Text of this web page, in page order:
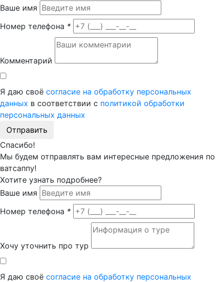
Ваше имя
Номер телефона *
Комментарий
Я даю своё согласие на обработку персональных
данных в соответствии с политикой обработки
персональных данных
Отправить
Спасибо!
Мы будем отправлять вам интересные предложения по
ватсаппу!
Хотите узнать подробнее?
Ваше имя
Номер телефона *
Хочу уточнить про тур
Я даю своё согласие на обработку персональных